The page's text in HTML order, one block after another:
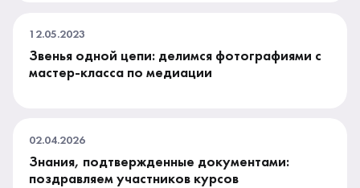
12.05.2023
Звенья одной цепи: делимся фотографиями с
мастер-класса по медиации
02.04.2026
Знания, подтвержденные документами:
поздравляем участников курсов